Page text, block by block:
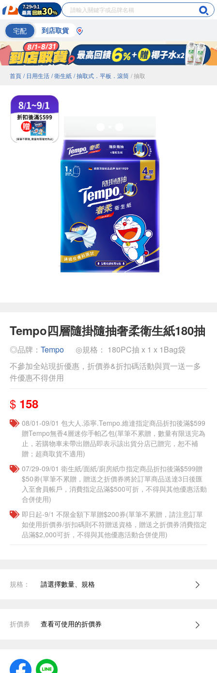
宅配 到店取貨
首頁 / 日用生活 / 衛生紙 / 抽取式．平板．滾筒 / 抽取
Tempo四層隨掛隨抽奢柔衛生紙180抽
◎品牌： Tempo
◎規格： 180PC抽 x 1 x 1Bag袋
不參加全站現折優惠，折價券&折扣碼活動與買一送一多
件優惠不得併用
$ 158
08/01-09/01 包大人.添寧.Tempo.維達指定商品折扣後滿$599
贈Tempo無香4層迷你手帕乙包(單筆不累贈，數量有限送完為
止，若購物車未帶出贈品即表示該出貨分店已贈完，恕不補
贈；超商取貨不適用)
07/29-09/01 衛生紙/面紙/廚房紙巾指定商品折扣後滿$599贈
$50劵(單筆不累贈，贈送之折價券將於訂單商品送達3日後匯
入至會員帳戶，消費指定品滿$500可折，不得與其他優惠活動
合併使用)
即日起-9/1 不限金額下單贈$200券(單筆不累贈，請注意訂單
如使用折價券/折扣碼則不符贈送資格，贈送之折價券消費指定
品滿$2,000可折，不得與其他優惠活動合併使用)
規格： 請選擇數量、規格
折價券 查看可使用的折價券